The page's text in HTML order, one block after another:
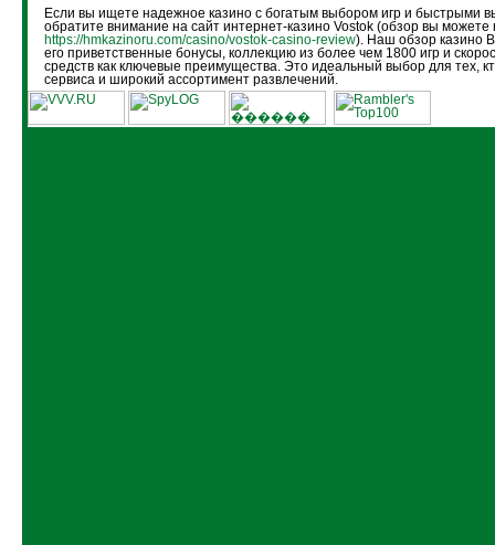
Если вы ищете надежное казино с богатым выбором игр и быстрыми
обратите внимание на сайт интернет-казино Vostok (обзор вы можете
https://hmkazinoru.com/casino/vostok-casino-review). Наш обзор казино
его приветственные бонусы, коллекцию из более чем 1800 игр и
средств как ключевые преимущества. Это идеальный выбор для тех,
сервиса и широкий ассортимент развлечений.